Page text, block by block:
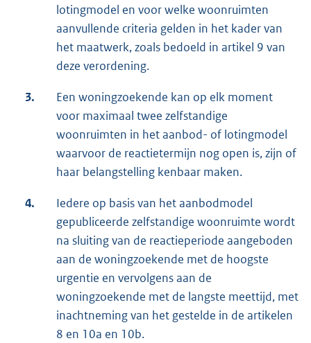
lotingmodel en voor welke woonruimten
aanvullende criteria gelden in het kader van
het maatwerk, zoals bedoeld in artikel 9 van
deze verordening.
3.
Een woningzoekende kan op elk moment
voor maximaal twee zelfstandige
woonruimten in het aanbod- of lotingmodel
waarvoor de reactietermijn nog open is, zijn of
haar belangstelling kenbaar maken.
4.
Iedere op basis van het aanbodmodel
gepubliceerde zelfstandige woonruimte wordt
na sluiting van de reactieperiode aangeboden
aan de woningzoekende met de hoogste
urgentie en vervolgens aan de
woningzoekende met de langste meettijd, met
inachtneming van het gestelde in de artikelen
8 en 10a en 10b.